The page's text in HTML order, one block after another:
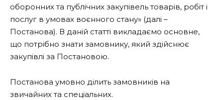
оборонних та публічних закупівель товарів, робіт і
послуг в умовах воєнного стану» (далі –
Постанова). В даній статті викладаємо основне,
що потрібно знати замовнику, який здійснює
закупівлі за Постановою.
Постанова умовно ділить замовників на
звичайних та спеціальних.